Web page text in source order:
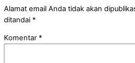
Alamat email Anda tidak akan
ditandai *
Komentar *